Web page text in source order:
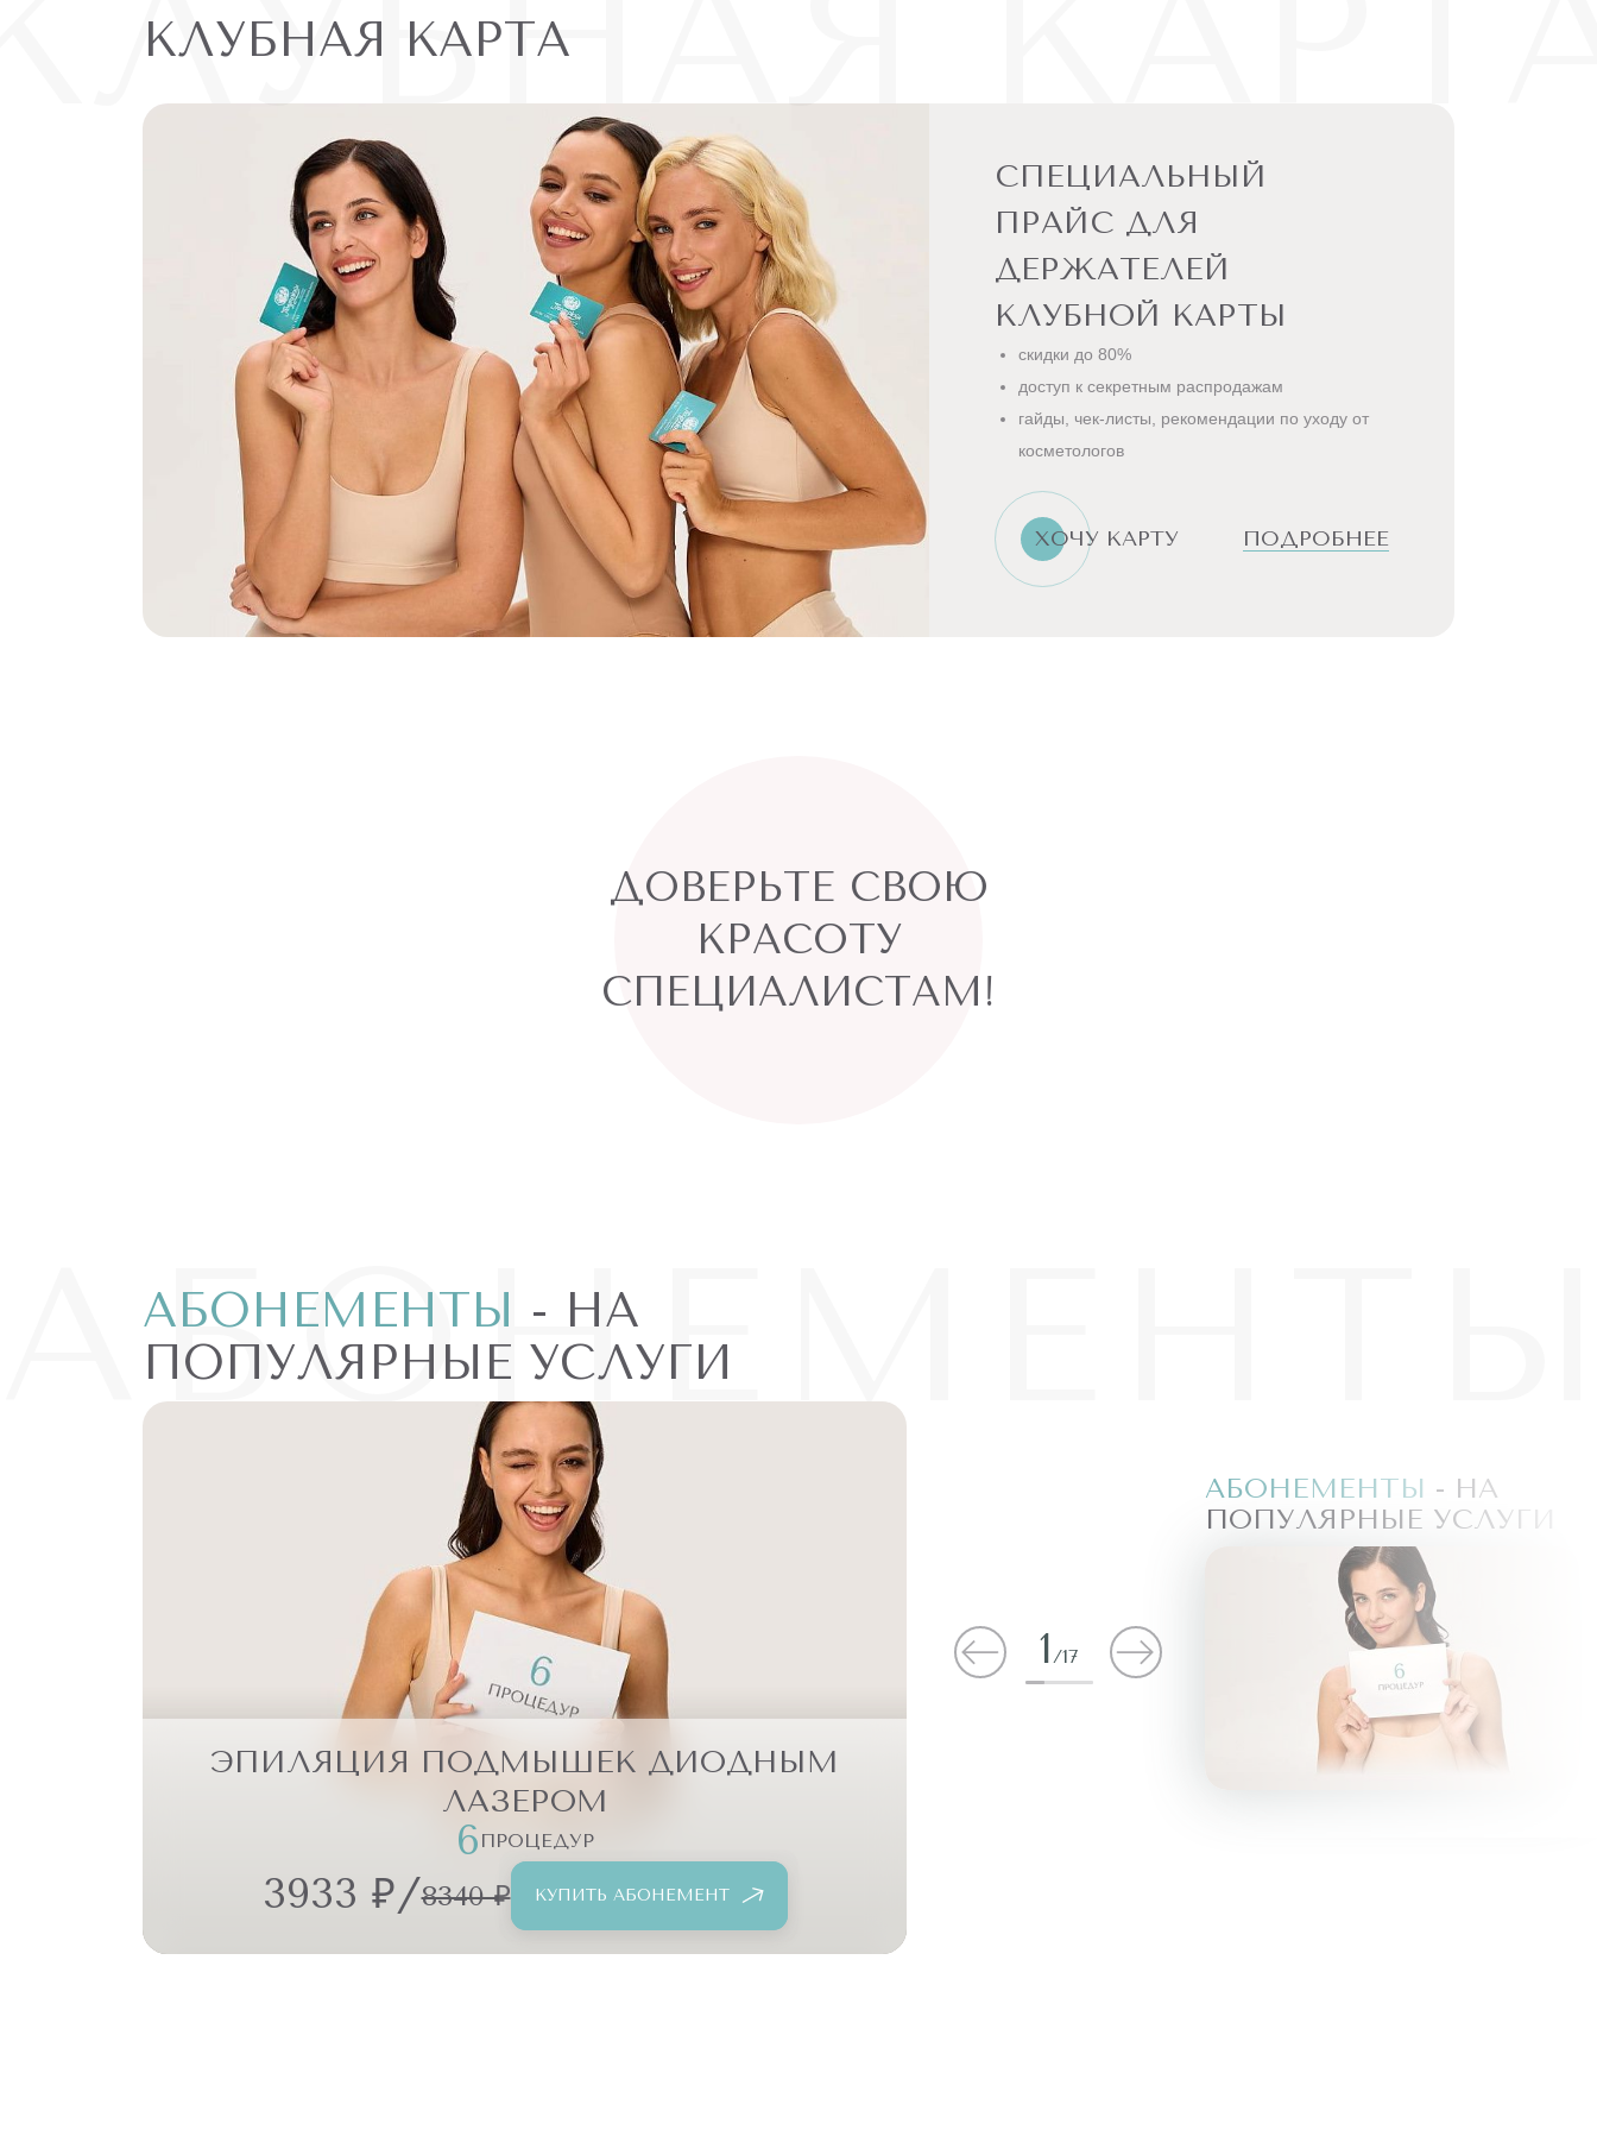
КЛУБНАЯ КАРТА
СПЕЦИАЛЬНЫЙ
ПРАЙС ДЛЯ
ДЕРЖАТЕЛЕЙ
КЛУБНОЙ КАРТЫ
скидки до 80%
доступ к секретным распродажам
гайды, чек-листы, рекомендации по уходу от
косметологов
ХОЧУ КАРТУ ПОДРОБНЕЕ
ДОВЕРЬТЕ СВОЮ
КРАСОТУ
СПЕЦИАЛИСТАМ!
АБОНЕМЕНТЫ - НА
ПОПУЛЯРНЫЕ УСЛУГИ
ЭПИЛЯЦИЯ ПОДМЫШЕК ДИОДНЫМ
ЛАЗЕРОМ
6 ПРОЦЕДУР
3933 ₽/8340 ₽ КУПИТЬ АБОНЕМЕНТ
ЭПИЛЯЦИЯ БИКИНИ (ГЛУБОКОЕ)
1/17
АБОНЕМЕНТЫ - НА
ПОПУЛЯРНЫЕ УСЛУГИ